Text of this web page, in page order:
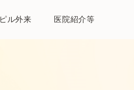
ピル外来 医院紹介等